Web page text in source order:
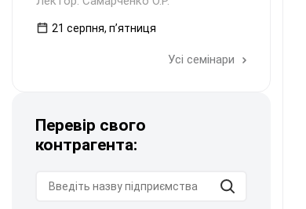
21 серпня, пʼятниця
Усі семінари
Перевір свого
контрагента: